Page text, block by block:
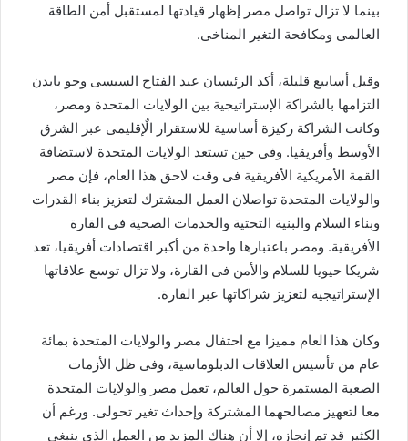
بينما لا تزال تواصل مصر إظهار قيادتها لمستقبل أمن الطاقة
العالمى ومكافحة التغير المناخى.
وقبل أسابيع قليلة، أكد الرئيسان عبد الفتاح السيسى وجو بايدن
التزامها بالشراكة الإستراتيجية بين الولايات المتحدة ومصر،
وكانت الشراكة ركيزة أساسية للاستقرار الٌإقليمى عبر الشرق
الأوسط وأفريقيا. وفى حين تستعد الولايات المتحدة لاستضافة
القمة الأمريكية الأفريقية فى وقت لاحق هذا العام، فإن مصر
والولايات المتحدة تواصلان العمل المشترك لتعزيز بناء القدرات
وبناء السلام والبنية التحتية والخدمات الصحية فى القارة
الأفريقية. ومصر باعتبارها واحدة من أكبر اقتصادات أفريقيا، تعد
شريكا حيويا للسلام والأمن فى القارة، ولا تزال توسع علاقاتها
الإستراتيجية لتعزيز شراكاتها عبر القارة.
وكان هذا العام مميزا مع احتفال مصر والولايات المتحدة بمائة
عام من تأسيس العلاقات الدبلوماسية، وفى ظل الأزمات
الصعبة المستمرة حول العالم، تعمل مصر والولايات المتحدة
معا لتعهيز مصالحهما المشتركة وإحداث تغير تحولى. ورغم أن
الكثير قد تم إنجازه، إلا أن هناك المزيد من العمل الذى ينبغى